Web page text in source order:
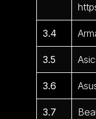
3.4
3.5
3.6
3.7